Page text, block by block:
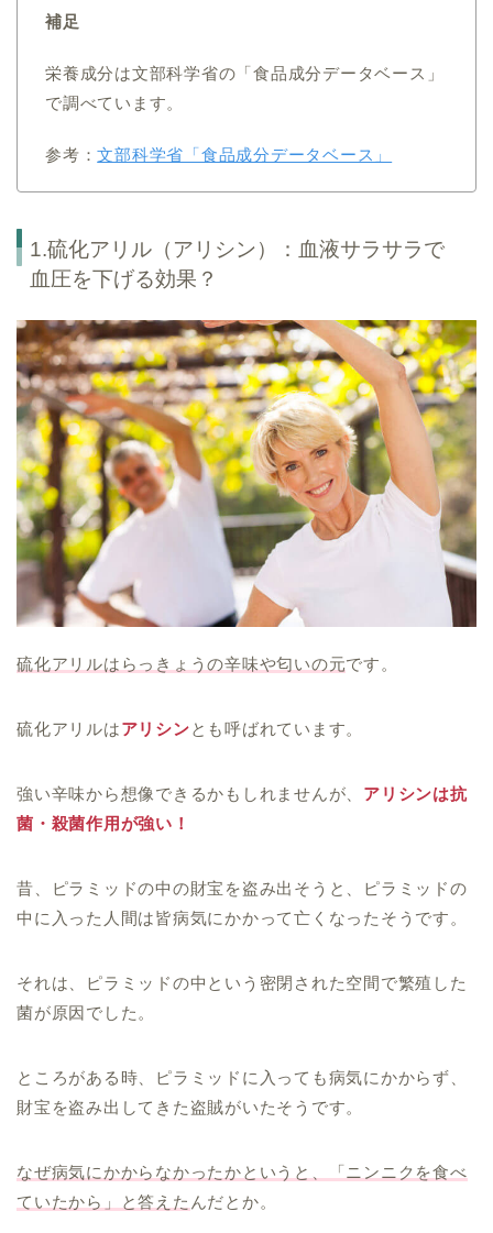
補足
栄養成分は文部科学省の「食品成分データベース」
で調べています。
参考：文部科学省「食品成分データベース」
1.硫化アリル（アリシン）：血液サラサラで
血圧を下げる効果？
硫化アリルはらっきょうの辛味や匂いの元です。
硫化アリルはアリシンとも呼ばれています。
強い辛味から想像できるかもしれませんが、 アリシンは抗
菌・殺菌作用が強い！
昔、ピラミッドの中の財宝を盗み出そうと、ピラミッドの
中に入った人間は皆病気にかかって亡くなったそうです。
それは、ピラミッドの中という密閉された空間で繁殖した
菌が原因でした。
ところがある時、ピラミッドに入っても病気にかからず、
財宝を盗み出してきた盗賊がいたそうです。
なぜ病気にかからなかったかというと、「ニンニクを食べ
ていたから」と答えた んだとか。